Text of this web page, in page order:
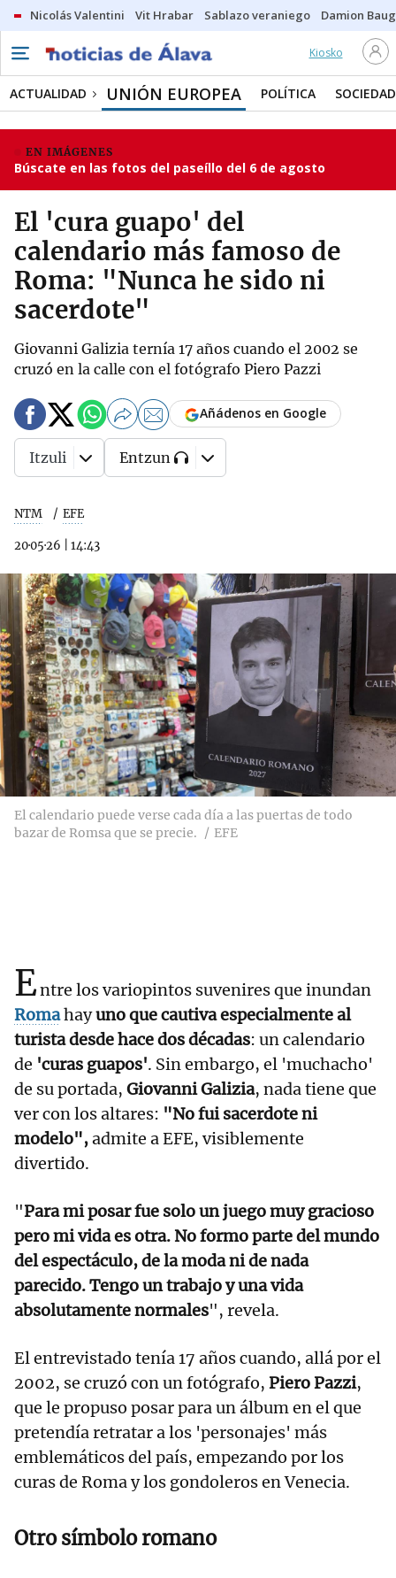
Nicolás Valentini Vit Hrabar Sablazo veraniego Damion
Kiosko
ACTUALIDAD UNIÓN EUROPEA POLÍTICA SOCIEDAD
EN IMÁGENES
Búscate en las fotos del paseíllo del 6 de agosto
El 'cura guapo' del
calendario más famoso de
Roma: "Nunca he sido ni
sacerdote"
Giovanni Galizia ternía 17 años cuando el 2002 se
cruzó en la calle con el fotógrafo Piero Pazzi
NTM EFE
20·05·26 14:43
Añádenos en Google
Itzuli Entzun
El calendario puede verse cada día a las puertas de todo
bazar de Romsa que se precie.
EFE
Entre los variopintos suvenires que inundan
Romahayuno que cautiva especialmente al
turista desde hace dos décadas: un calendario
de 'curas guapos'. Sin embargo, el 'muchacho'
de su portada, Giovanni Galizia, nada tiene que
ver con los altares: "No fui sacerdote ni
modelo",admite a EFE, visiblemente
divertido.
"Para mi posar fue solo un juego muy gracioso
pero mi vida es otra. No formo parte del mundo
del espectáculo, de la moda ni de nada
parecido. Tengo un trabajo y una vida
absolutamente normales", revela.
El entrevistado tenía 17 años cuando, allá por el
2002, se cruzó con un fotógrafo, Piero Pazzi,
que le propuso posar para un álbum en el que
pretendía retratar a los 'personajes' más
emblemáticos del país, empezando por los
curas de Roma y los gondoleros en Venecia.
Otro símbolo romano